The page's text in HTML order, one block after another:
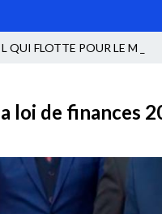
QUI FLOTTE POUR LE
loi de finances